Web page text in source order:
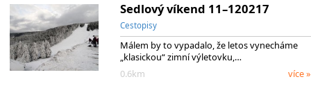
Sedlový víkend 11–120217
Cestopisy
Málem by to vypadalo, že letos vynecháme
„klasickou“ zimní výletovku,…
0.6km
více »